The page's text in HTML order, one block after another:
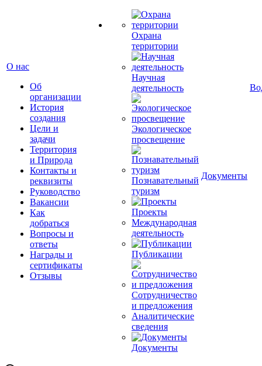
О нас
Об
организации
История
создания
Цели и
задачи
Территория
и Природа
Контакты и
реквизиты
Руководство
Вакансии
Как
добраться
Вопросы и
ответы
Награды и
сертификаты
Отзывы
Охрана
территории
Научная
деятельность
Экологическое
просвещение
Познавательный
туризм
Проекты
Международная
деятельность
Публикации
Сотрудничество
и предложения
Аналитические
сведения
Документы
Документы